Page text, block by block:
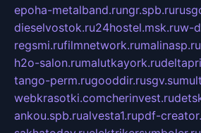
epoha-metalband.rungr.spb.ru
dieselvostok.ru24hostel.msk.ruw-
regsmi.rufilmnetwork.rumalinasp.ru
h2o-salon.rumalutkayork.ru
tango-perm.rugooddir.rusgv.su
webkrasotki.comcherinvest.ru
ankou.spb.rualvesta1.rupdf-